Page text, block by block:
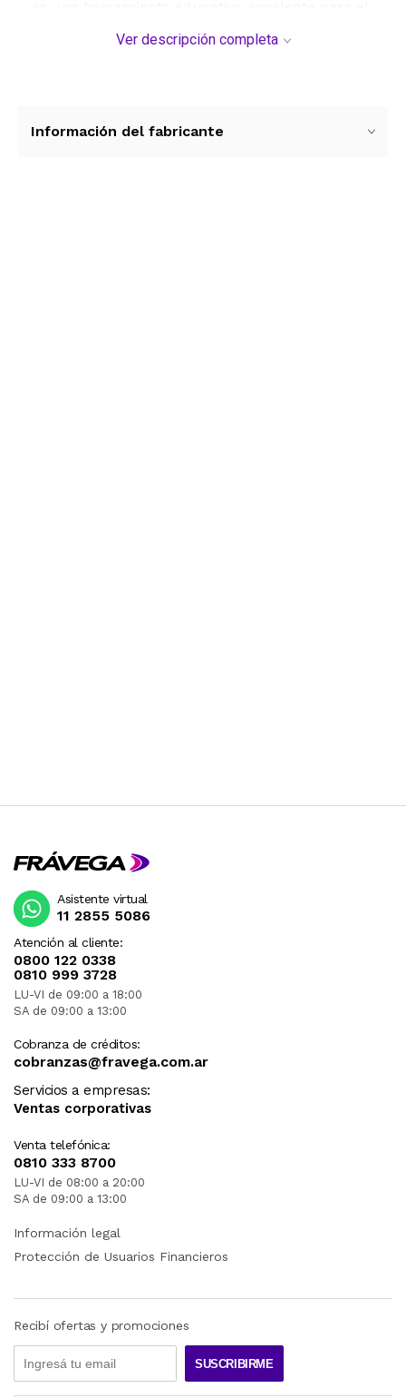
entretenimiento constructivo para toda la
proyecto desde cero este kit de 200 unidades
Ver descripción completa
Información del fabricante
Atención al cliente:
0800 122 0338
0810 999 3728
LU-VI de 09:00 a 18:00
SA de 09:00 a 13:00
Cobranza de créditos:
cobranzas@fravega.com.ar
Servicios a empresas:
Ventas corporativas
Venta telefónica:
0810 333 8700
LU-VI de 08:00 a 20:00
SA de 09:00 a 13:00
Asistente virtual
11 2855 5086
Información legal
Protección de Usuarios Financieros
Recibí ofertas y promociones
SUSCRIBIRME